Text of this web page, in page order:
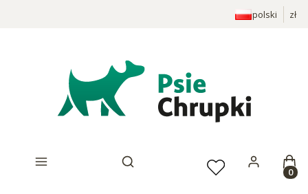
polski zł
Otwórz wyszukiwarkę